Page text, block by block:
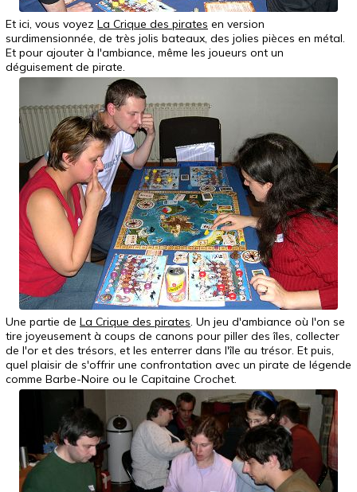
Et ici, vous voyez La Crique des pirates en version
surdimensionnée, de très jolis bateaux, des jolies pièces en métal.
Et pour ajouter à l'ambiance, même les joueurs ont un
déguisement de pirate.
Une partie de La Crique des pirates. Un jeu d'ambiance où l'on se
tire joyeusement à coups de canons pour piller des îles, collecter
de l'or et des trésors, et les enterrer dans l'île au trésor. Et puis,
quel plaisir de s'offrir une confrontation avec un pirate de légende
comme Barbe-Noire ou le Capitaine Crochet.